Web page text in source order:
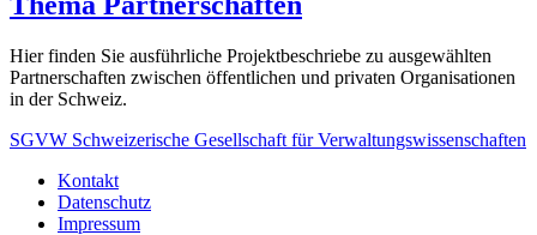
Hier finden Sie ausführliche Projektbeschriebe zu ausgewählten
Partnerschaften zwischen öffentlichen und privaten Organisationen
in der Schweiz.
SGVW Schweizerische Gesellschaft für Verwaltungswissenschaften
Kontakt
Datenschutz
Impressum